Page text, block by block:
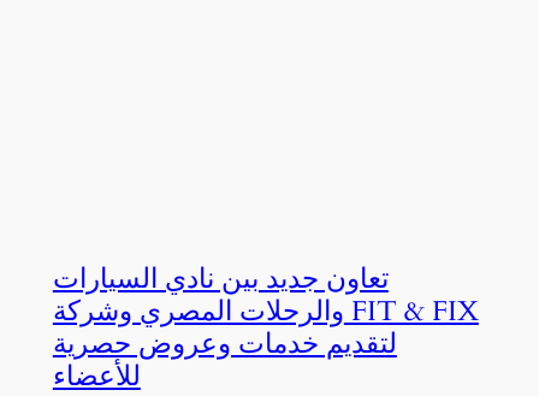
تعاون جديد بين نادي السيارات
والرحلات المصري وشركة FIT & FIX
لتقديم خدمات وعروض حصرية
للأعضاء